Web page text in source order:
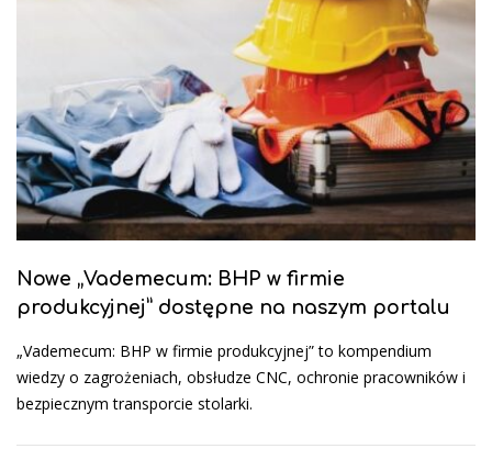
Nowe „Vademecum: BHP w firmie
produkcyjnej” dostępne na naszym portalu
„Vademecum: BHP w firmie produkcyjnej” to kompendium
wiedzy o zagrożeniach, obsłudze CNC, ochronie pracowników i
bezpiecznym transporcie stolarki.